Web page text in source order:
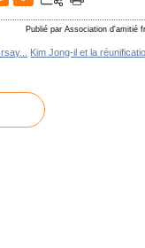
Publié par Association d'amitié
Kim Jong-il et la